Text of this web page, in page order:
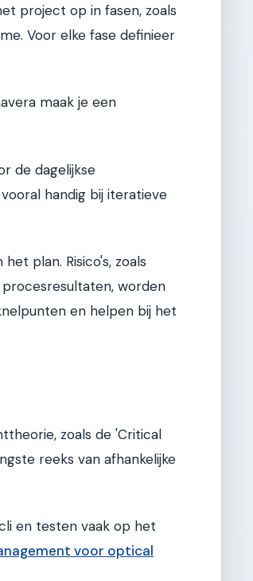
project op in fasen, zoals
Voor elke fase definieer
maak je een
de dagelijkse
handig bij iteratieve
plan. Risico's, zoals
worden
en helpen bij het
zoals de 'Critical
reeks van afhankelijke
en testen vaak op het
voor optical